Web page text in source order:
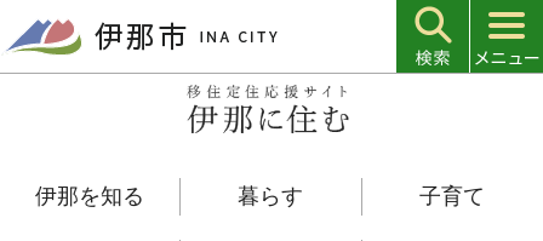
の
ペ
伊那を知る 暮らす 子育て